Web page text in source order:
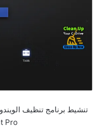
تنشيط برنامج تنظيف
Pro